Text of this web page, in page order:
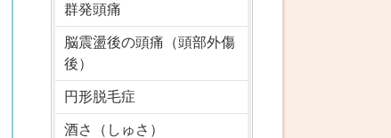
群発頭痛
脳震盪後の頭痛（頭部外傷
後）
円形脱毛症
酒さ（しゅさ）